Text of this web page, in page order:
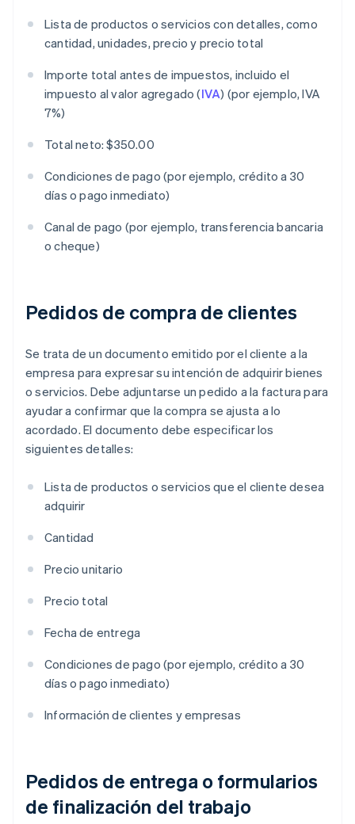
Lista de productos o servicios con detalles, como
cantidad, unidades, precio y precio total
Importe total antes de impuestos, incluido el
impuesto al valor agregado (IVA) (por ejemplo, IVA
7%)
Total neto: $350.00
Condiciones de pago (por ejemplo, crédito a 30
días o pago inmediato)
Canal de pago (por ejemplo, transferencia bancaria
o cheque)
Pedidos de compra de clientes
Se trata de un documento emitido por el cliente a la
empresa para expresar su intención de adquirir bienes
o servicios. Debe adjuntarse un pedido a la factura para
ayudar a confirmar que la compra se ajusta a lo
acordado. El documento debe especificar los
siguientes detalles:
Lista de productos o servicios que el cliente desea
adquirir
Cantidad
Precio unitario
Precio total
Fecha de entrega
Condiciones de pago (por ejemplo, crédito a 30
días o pago inmediato)
Información de clientes y empresas
Pedidos de entrega o formularios
de finalización del trabajo